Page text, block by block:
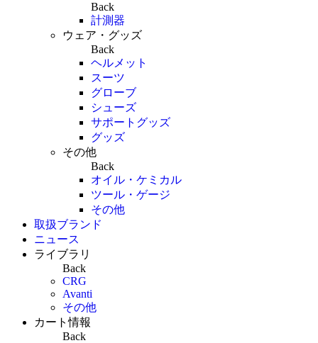
Back
計測器
ウェア・グッズ
Back
ヘルメット
スーツ
グローブ
シューズ
サポートグッズ
グッズ
その他
Back
オイル・ケミカル
ツール・ゲージ
その他
取扱ブランド
ニュース
ライブラリ
Back
CRG
Avanti
その他
カート情報
Back